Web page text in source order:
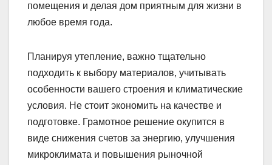
помещения и делая дом приятным для жизни в
любое время года.
Планируя утепление, важно тщательно
подходить к выбору материалов, учитывать
особенности вашего строения и климатические
условия. Не стоит экономить на качестве и
подготовке. Грамотное решение окупится в
виде снижения счетов за энергию, улучшения
микроклимата и повышения рыночной